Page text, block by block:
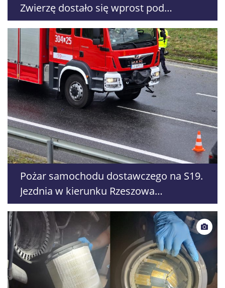
Zwierzę dostało się wprost pod
Renaulta
Pożar samochodu dostawczego na S19.
Jezdnia w kierunku Rzeszowa
zablokowana